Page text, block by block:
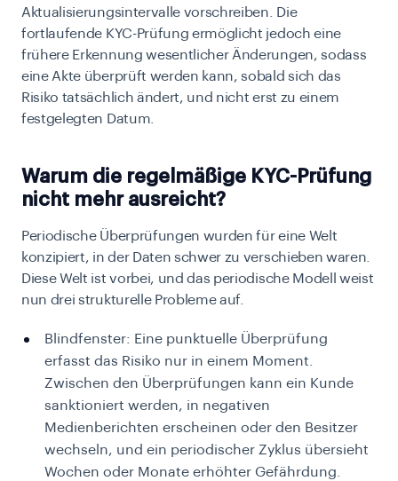
Aktualisierungsintervalle vorschreiben. Die
fortlaufende KYC-Prüfung ermöglicht jedoch eine
frühere Erkennung wesentlicher Änderungen, sodass
eine Akte überprüft werden kann, sobald sich das
Risiko tatsächlich ändert, und nicht erst zu einem
festgelegten Datum.
Warum die regelmäßige KYC-Prüfung
nicht mehr ausreicht?
Periodische Überprüfungen wurden für eine Welt
konzipiert, in der Daten schwer zu verschieben waren.
Diese Welt ist vorbei, und das periodische Modell weist
nun drei strukturelle Probleme auf.
Blindfenster: Eine punktuelle Überprüfung
erfasst das Risiko nur in einem Moment.
Zwischen den Überprüfungen kann ein Kunde
sanktioniert werden, in negativen
Medienberichten erscheinen oder den Besitzer
wechseln, und ein periodischer Zyklus übersieht
Wochen oder Monate erhöhter Gefährdung.